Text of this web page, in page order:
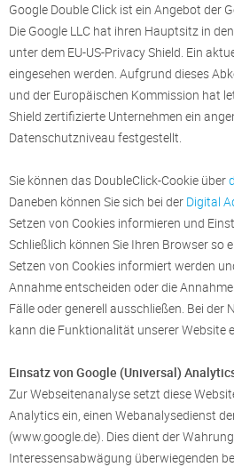
Google Double Click ist ein Angebot der
Die Google LLC hat ihren Hauptsitz in
unter dem EU-US-Privacy Shield. Ein
eingesehen werden. Aufgrund dieses
und der Europäischen Kommission hat
Shield zertifizierte Unternehmen ein
Datenschutzniveau festgestellt.
Sie können das DoubleClick-Cookie über
Daneben können Sie sich bei der Digital
Setzen von Cookies informieren und
Schließlich können Sie Ihren Browser so
Setzen von Cookies informiert werden
Annahme entscheiden oder die
Fälle oder generell ausschließen. Bei der
kann die Funktionalität unserer Website
Einsatz von Google (Universal)
Zur Webseitenanalyse setzt diese
Analytics ein, einen Webanalysedienst
(www.google.de). Dies dient der
Interessensabwägung überwiegenden